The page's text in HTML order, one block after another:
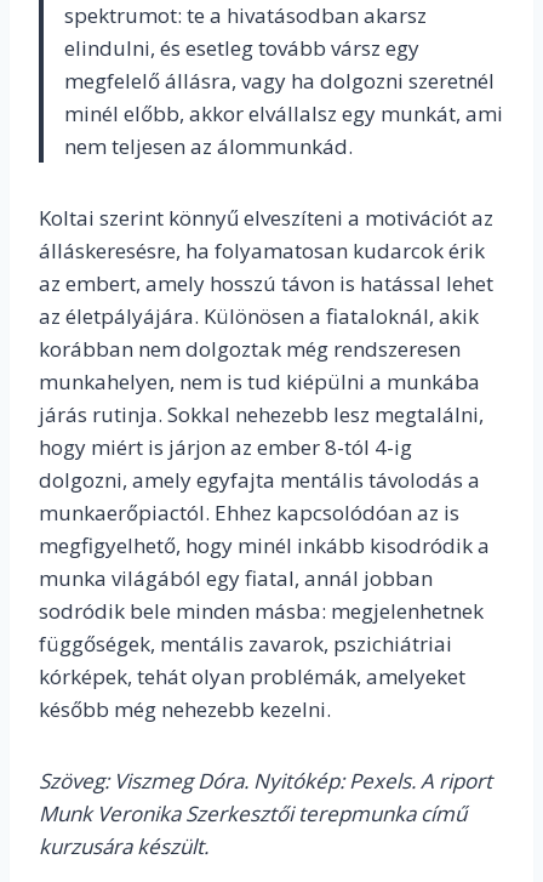
spektrumot: te a hivatásodban akarsz
elindulni, és esetleg tovább vársz egy
megfelelő állásra, vagy ha dolgozni szeretnél
minél előbb, akkor elvállalsz egy munkát, ami
nem teljesen az álommunkád.
Koltai szerint könnyű elveszíteni a motivációt az
álláskeresésre, ha folyamatosan kudarcok érik
az embert, amely hosszú távon is hatással lehet
az életpályájára. Különösen a fiataloknál, akik
korábban nem dolgoztak még rendszeresen
munkahelyen, nem is tud kiépülni a munkába
járás rutinja. Sokkal nehezebb lesz megtalálni,
hogy miért is járjon az ember 8-tól 4-ig
dolgozni, amely egyfajta mentális távolodás a
munkaerőpiactól. Ehhez kapcsolódóan az is
megfigyelhető, hogy minél inkább kisodródik a
munka világából egy fiatal, annál jobban
sodródik bele minden másba: megjelenhetnek
függőségek, mentális zavarok, pszichiátriai
kórképek, tehát olyan problémák, amelyeket
később még nehezebb kezelni.
Szöveg: Viszmeg Dóra. Nyitókép: Pexels. A riport
Munk Veronika Szerkesztői terepmunka című
kurzusára készült.